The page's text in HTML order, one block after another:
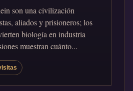
son una civilización
aliados y prisioneros; los
biología en industria
muestran cuánto...